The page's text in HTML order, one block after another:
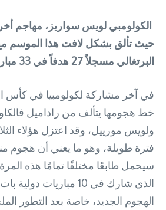
الكولومبي لويس سواريز، مهاجم
حيث تألق بشكل لافت هذا الموسم
البرتغالي مسجلاً 27 هدفاً في 33 مباراة.
خط هجومها يتألف من راداميل
ولويس مورييل، وقد اعتزل هؤلاء
فترة طويلة، وهو ما يعني أن هجوم
سيحمل طابعًا مختلفًا تمامًا هذه
الذي شارك في 10 مباريات
الهجوم الجديد، خاصة بعد التطور